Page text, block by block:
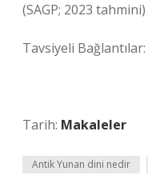
(SAGP; 2023 tahmini)
Tavsiyeli Bağlantılar:
Tarih: Makaleler
Antik Yunan dini nedir